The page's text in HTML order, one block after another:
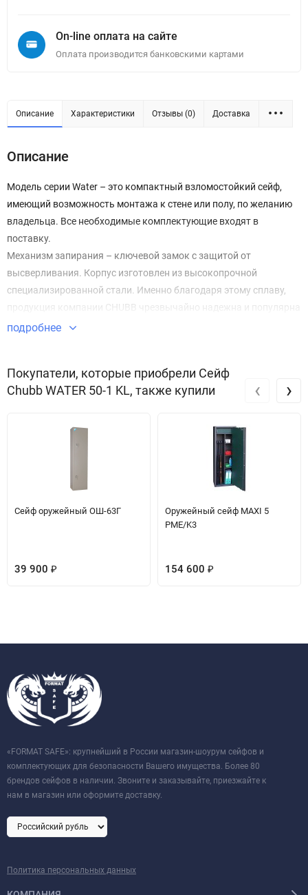
On-line оплата на сайте
Оплата производится банковскими картами
Описание Характеристики Отзывы (0) Доставка
Описание
Модель серии Water – это компактный взломостойкий сейф,
имеющий возможность монтажа к стене или полу, по желанию
владельца. Все необходимые комплектующие входят в
поставку.
Механизм запирания – ключевой замок с защитой от
высверливания. Корпус изготовлен из высокопрочной
специализированной стали. Именно благодаря этому сплаву,
продукция компании CHUBB чрезвычайно надежна и популярна
среди покупателей.
модели есть 1 полка, которая может быть демонтирована.
подробнее
Покупатели, которые приобрели Сейф
Chubb WATER 50-1 KL, также купили
Сейф оружейный ОШ-63Г
39 900 ₽
Оружейный сейф MAXI 5
PME/K3
154 600 ₽
‹ ›
«FORMAT SAFE»: крупнейший в России магазин-шоурум сейфов и
комплектующих для безопасности Вашего имущества. Более 80
брендов сейфов в наличии. Звоните и заказывайте, приезжайте к
нам в магазин или оформите доставку.
Политика персональных данных